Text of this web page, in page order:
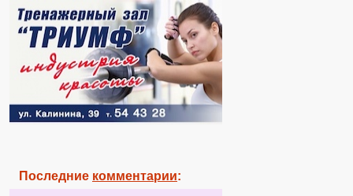
Последние комментарии: